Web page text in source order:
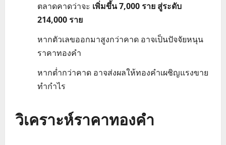
ตลาดคาดว่าจะ เพิ่มขึ้น 7,000 ราย สู่ระดับ
214,000 ราย
หากตัวเลขออกมาสูงกว่าคาด อาจเป็นปัจจัยหนุน
ราคาทองคำ
หากต่ำกว่าคาด อาจส่งผลให้ทองคำเผชิญแรงขาย
ทำกำไร
วิเคราะห์ราคาทองคำ